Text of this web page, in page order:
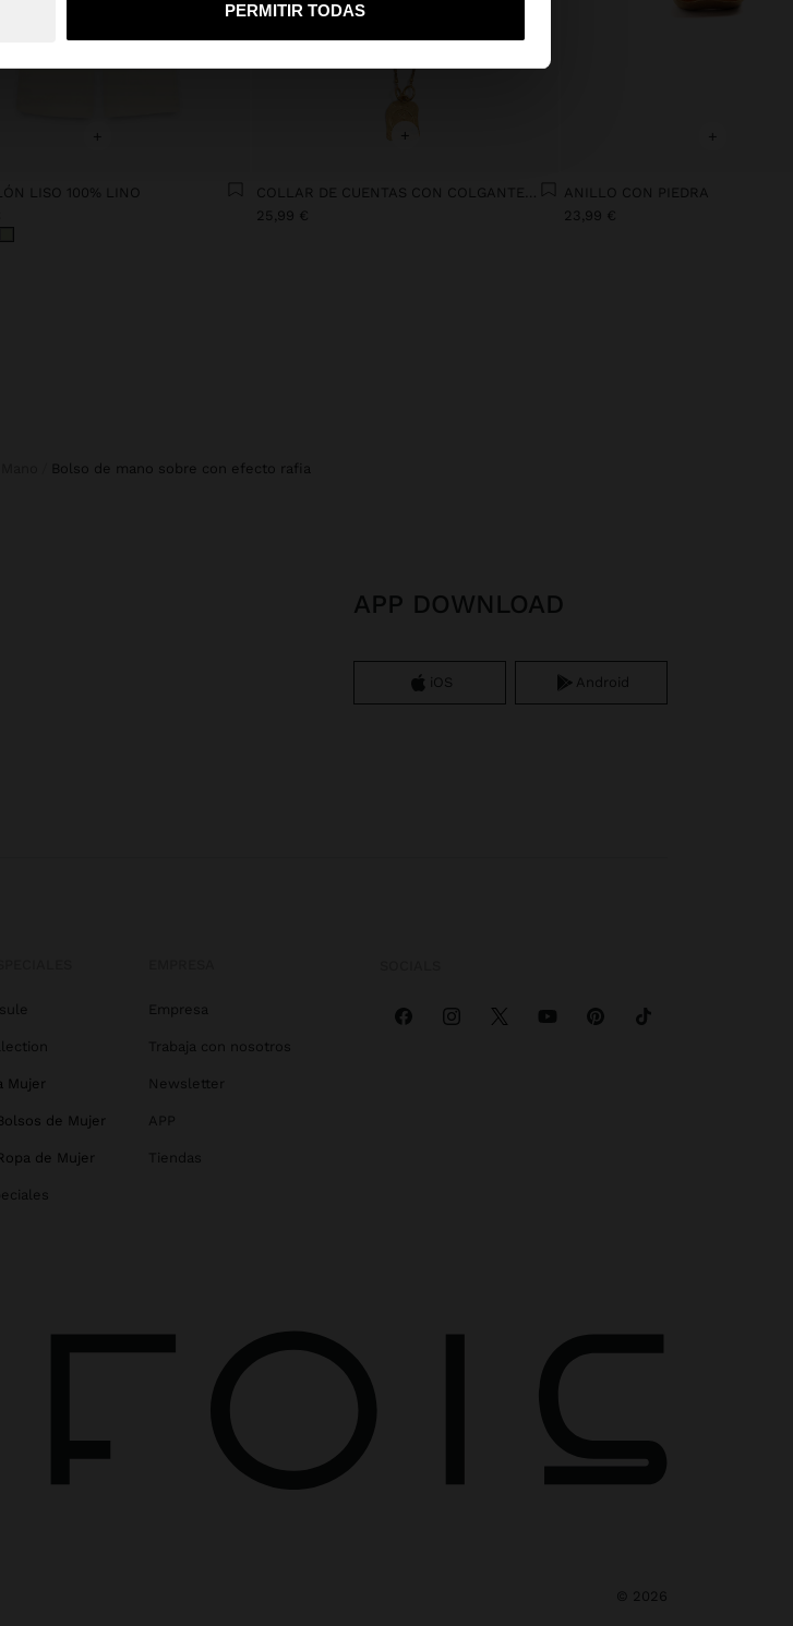
PERMITIR TODAS
+
LISO 100% LINO
+
COLLAR DE CUENTAS CON COLGANTE CUADRADO
25,99 €
+
ANILLO CON PIEDRA
23,99 €
bolso de mano sobre con efecto rafia
APP DOWNLOAD
iOS Android
Mujer
de Mujer
de Mujer
Empresa
Trabaja con nosotros
Newsletter
APP
Tiendas
© 2026